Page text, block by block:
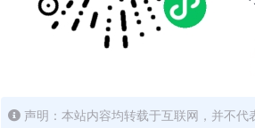
声明：本站内容均转载于互联网，并不